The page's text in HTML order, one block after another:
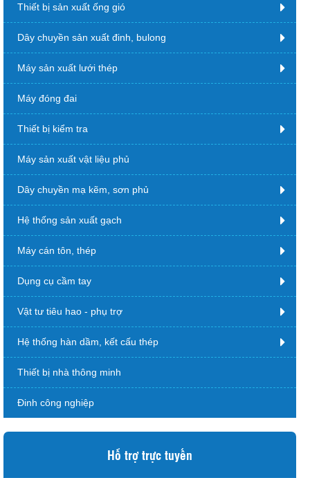
Thiết bị sản xuất ống gió
Dây chuyền sản xuất đinh, bulong
Máy sản xuất lưới thép
Máy đóng đai
Thiết bị kiểm tra
Máy sản xuất vật liệu phủ
Dây chuyền mạ kẽm, sơn phủ
Hệ thống sản xuất gạch
Máy cán tôn, thép
Dụng cụ cầm tay
Vật tư tiêu hao - phụ trợ
Hệ thống hàn dầm, kết cấu thép
Thiết bị nhà thông minh
Đinh công nghiệp
Hỗ trợ trực tuyến